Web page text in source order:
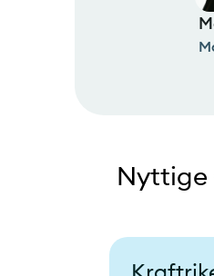
Nyttige